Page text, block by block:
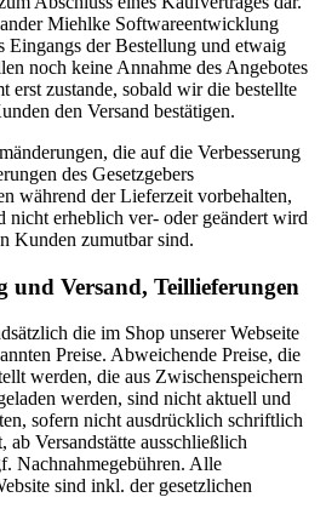
Miehlke Softwareentwicklung
Eingangs der Bestellung und etwaig
noch keine Annahme des Angebotes
erst zustande, sobald wir die bestellte
den Versand bestätigen.
die auf die Verbesserung
des Gesetzgebers
während der Lieferzeit vorbehalten,
nicht erheblich ver- oder geändert wird
Kunden zumutbar sind.
und Versand, Teillieferungen
die im Shop unserer Webseite
Preise. Abweichende Preise, die
werden, die aus Zwischenspeichern
werden, sind nicht aktuell und
sofern nicht ausdrücklich schriftlich
ab Versandstätte ausschließlich
Nachnahmegebühren. Alle
sind inkl. der gesetzlichen